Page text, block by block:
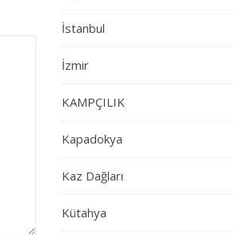
İstanbul
İzmir
KAMPÇILIK
Kapadokya
Kaz Dağları
Kütahya